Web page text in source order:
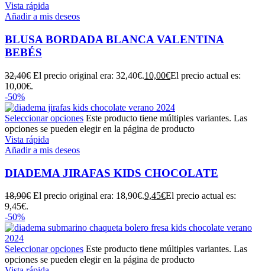
Vista rápida
Añadir a mis deseos
BLUSA BORDADA BLANCA VALENTINA
BEBÉS
32,40€ El precio original era: 32,40€.10,00€El precio actual es:
10,00€.
-50%
Seleccionar opciones Este producto tiene múltiples variantes. Las
opciones se pueden elegir en la página de producto
Vista rápida
Añadir a mis deseos
DIADEMA JIRAFAS KIDS CHOCOLATE
18,90€ El precio original era: 18,90€.9,45€El precio actual es:
9,45€.
-50%
Seleccionar opciones Este producto tiene múltiples variantes. Las
opciones se pueden elegir en la página de producto